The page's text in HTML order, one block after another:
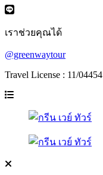
เราช่วยคุณได้
@greenwaytour
Travel License : 11/04454